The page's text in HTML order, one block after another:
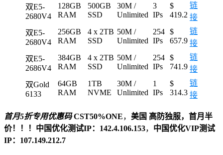
双E5-
2680V4
128GB
RAM
500GB
SSD
30M /
Unlimited
3
IPs
$
419.2
链
接
双E5-
2680V4
256GB
RAM
4 x 2TB
SSD
50M /
Unlimited
254
IPs
$
657.9
链
接
双E5-
2686V4
384GB
RAM
4 x 2TB
SSD
50M /
Unlimited
254
IPs
$
741.9
链
接
双Gold
6133
64GB
RAM
1TB
NVME
30M /
Unlimited
1
IPs
$
314.3
链
接
首月5折专用优惠码 CST50%ONE， 美国 高防独服，首月半
价！！！中国优化测试IP：142.4.106.153， 中国优化VIP测试
IP：107.149.212.7